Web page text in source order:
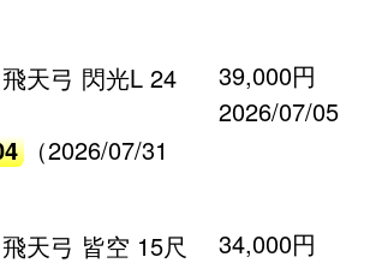
天弓 閃光L 24
（2026/07/31
39,000円
2026/07/05
天弓 皆空 15尺
34,000円